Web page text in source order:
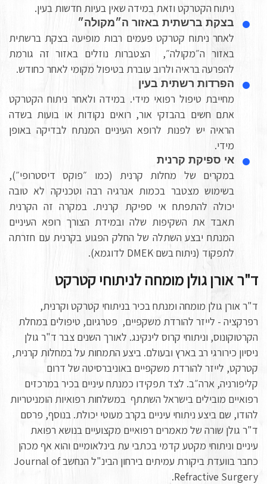
ניתוח הקטרקט וזאת במידה שאין בעיות חדשות בעין.
בצקת ברשתית באזור ה״מקולה״
לאחר ניתוח קטרקט פעמים רבות מופיעה בצקת ברשתית
באזור ה״מקולה״, הצטברות נוזלים באזור זה גורמת
להפרעה בראיה ולרוב עוברת בטיפול מקומי לאחר כחודש.
הפרדות רשתית בעין
מחייבת טיפול רפואי מידי. במידה ולאחר ניתוח הקטרקט
אתם חשים בהבזקי אור, רואים נקודות או בועות בשדה
הראיה יש לפנות לרופא העיניים המנתח לבדיקה באופן
מידי.
אי ספיקת קרנית
במקרים של מחלות קרנית (כמו ״פוקס דיסטרופי״),
בשימוש מצטבר בכמות אנרגיה רבה וטכניקה לא טובה
יכולה להתפתח אי ספיקת קרנית. במקרה זה הקרנית
תאבד את השקיפות שלה ובמידת הצורך רופא העיניים
המנתח יבצע השתלה של החלק הפגוע בקרנית עם חזרתה
לתפקוד (ניתוח בשם DMEK לדוגמא).
ד"ר אורן גולן מומחה לניתוחי קטרקט
ד"ר אורן גולן מומחה ומנתח בכיר בניתוחי קטרקט וקרנית,
רפרקציה - לייזר להורדת משקפיים, פטרגיום, טיפולים במחלת
הקרטוקונוס, וניתוחי קרוס לינקינג. לאורך השנים צבר ד"ר גולן
ניסיון כירורגי רב בארץ ובעולם. ביצע התמחות על במחלות קרנית,
קטרקט, לייזר להורדת משקפיים באוניברסיטה של דרום
קליפורניה, ארה״ב. לצד תפקידו כמנתח עיניים בכיר במרכזים
רפואיים מובילים בישראל השתתף במשלחות רפואיות הומניטריות
להודו, שם ביצע ניתוחי עיניים בקרב מעוטי יכולת. בנוסף, פרסם
ד"ר גולן שורה של מאמרים רפואיים מקצועיים בנושא רפואת
עיניים וניתוחי מקטע קדמי בכתבי עת בינלאומיים והוא אף מכהן
כחבר בוועדת ביקורת עמיתים בירחון הבינ"ל הנחשב Journal of
Refractive Surgery.